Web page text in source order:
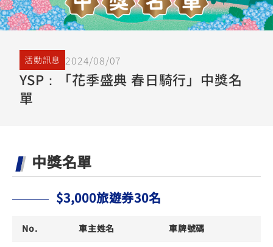
550+
YZF-R15
150
Y-
AMT
550+
03
15
550+
155
251~549
AUGUR
150
150
CYGNUS
X
150
RS NEO
Zii
125
JOG
活動訊息 2024/08/07
YSP：「花季盛典 春日騎行」中獎名
單
中獎名單
$3,000旅遊券30名
No. 車主姓名 車牌號碼